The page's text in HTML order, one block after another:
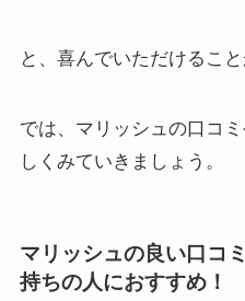
と、喜んでいただけること
では、マリッシュの口コ
しくみていきましょう。
マリッシュの良い口コ
持ちの人におすすめ！